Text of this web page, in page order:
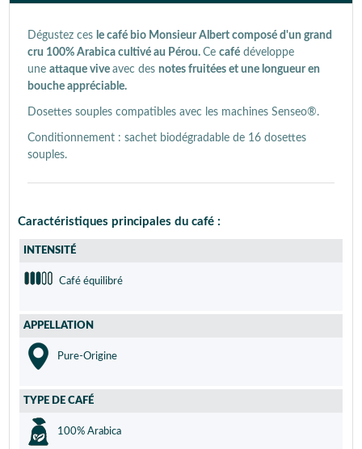
Dégustez ces le café bio Monsieur Albert composé d'un grand
cru 100% Arabica cultivé au Pérou. Ce café développe
une attaque vive avec des notes fruitées et une longueur en
bouche appréciable.
Dosettes souples compatibles avec les machines Senseo®.
Conditionnement : sachet biodégradable de 16 dosettes
souples.
Caractéristiques principales du café :
INTENSITÉ
Café équilibré
APPELLATION
Pure-Origine
TYPE DE CAFÉ
100% Arabica